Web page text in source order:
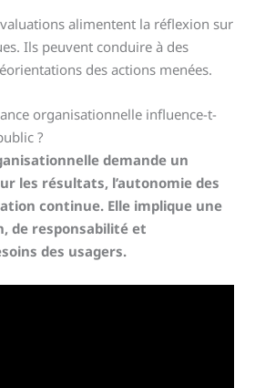
alimentent la réflexion sur
Ils peuvent conduire à des
des actions menées.
organisationnelle influence-t-
?
demande un
les résultats, l’autonomie des
continue. Elle implique une
de responsabilité et
des usagers.